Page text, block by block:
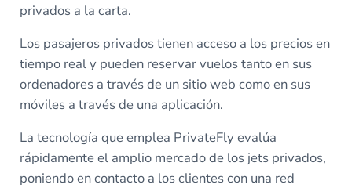
privados a la carta.
Los pasajeros privados tienen acceso a los precios en
tiempo real y pueden reservar vuelos tanto en sus
ordenadores a través de un sitio web como en sus
móviles a través de una aplicación.
La tecnología que emplea PrivateFly evalúa
rápidamente el amplio mercado de los jets privados,
poniendo en contacto a los clientes con una red